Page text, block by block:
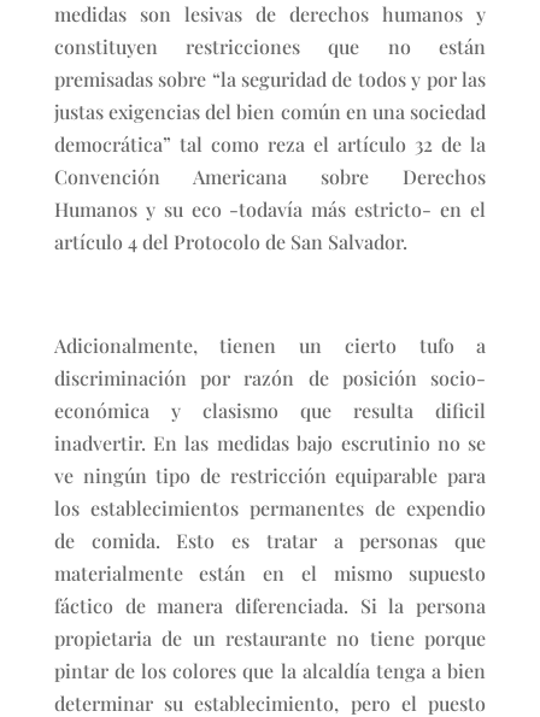
medidas son lesivas de derechos humanos y
constituyen restricciones que no están
premisadas sobre “la seguridad de todos y por las
justas exigencias del bien común en una sociedad
democrática” tal como reza el artículo 32 de la
Convención Americana sobre Derechos
Humanos y su eco -todavía más estricto- en el
artículo 4 del Protocolo de San Salvador.
Adicionalmente, tienen un cierto tufo a
discriminación por razón de posición socio-
económica y clasismo que resulta dificil
inadvertir. En las medidas bajo escrutinio no se
ve ningún tipo de restricción equiparable para
los establecimientos permanentes de expendio
de comida. Esto es tratar a personas que
materialmente están en el mismo supuesto
fáctico de manera diferenciada. Si la persona
propietaria de un restaurante no tiene porque
pintar de los colores que la alcaldía tenga a bien
determinar su establecimiento, pero el puesto